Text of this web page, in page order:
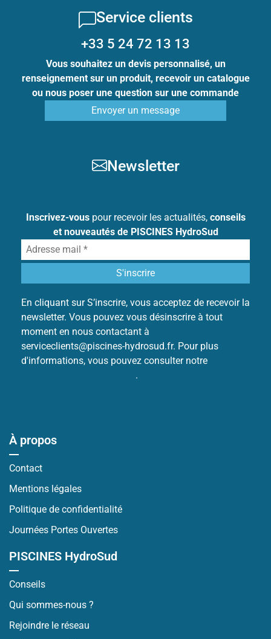
Service clients
+33 5 24 72 13 13
Vous souhaitez un devis personnalisé, un
renseignement sur un produit, recevoir un catalogue
ou nous poser une question sur une commande
Envoyer un message
Newsletter
Inscrivez-vouspour recevoir les actualités, conseils
et nouveautés de PISCINES HydroSud
En cliquant sur S’inscrire, vous acceptez de recevoir la
newsletter. Vous pouvez vous désinscrire à tout
moment en nous contactant à
serviceclients@piscines-hydrosud.fr. Pour plus
d'informations, vous pouvez consulter notre
.
À propos
Contact
Mentions légales
Politique de confidentialité
Journées Portes Ouvertes
PISCINES HydroSud
Conseils
Qui sommes-nous ?
Rejoindre le réseau